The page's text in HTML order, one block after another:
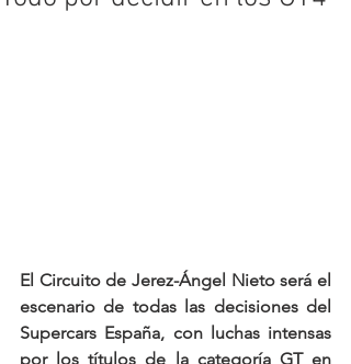
El Circuito de Jerez-Ángel Nieto será el
escenario de todas las decisiones del
Supercars España, con luchas intensas
por los títulos de la categoría GT en